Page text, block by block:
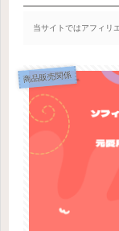
当サイトではアフィリ
商品販売関係